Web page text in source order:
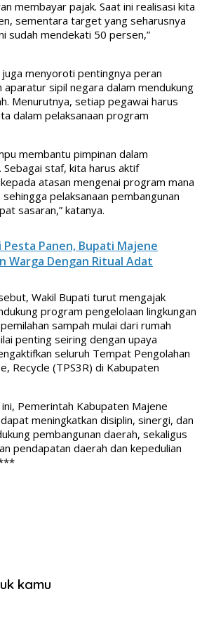
membayar pajak. Saat ini realisasi kita
sementara target yang seharusnya
sudah mendekati 50 persen,”
juga menyoroti pentingnya peran
aparatur sipil negara dalam mendukung
Menurutnya, setiap pegawai harus
dalam pelaksanaan program
membantu pimpinan dalam
Sebagai staf, kita harus aktif
atasan mengenai program mana
pelaksanaan pembangunan
sasaran,” katanya.
Pesta Panen, Bupati Majene
Warga Dengan Ritual Adat
Wakil Bupati turut mengajak
program pengelolaan lingkungan
sampah mulai dari rumah
penting seiring dengan upaya
seluruh Tempat Pengolahan
Recycle (TPS3R) di Kabupaten
Pemerintah Kabupaten Majene
meningkatkan disiplin, sinergi, dan
pembangunan daerah, sekaligus
pendapatan daerah dan kepedulian
kamu